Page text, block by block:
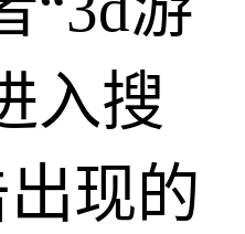
入搜
现的